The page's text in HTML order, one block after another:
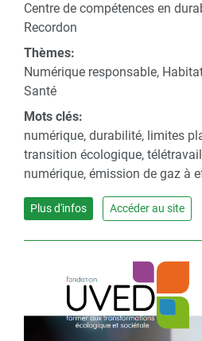
Centre de compétences en
Recordon
Thèmes:
Numérique responsable,
Santé
Mots clés:
numérique, durabilité, limites
transition écologique,
numérique, émission de gaz à
Plus d'infos Accéder au site